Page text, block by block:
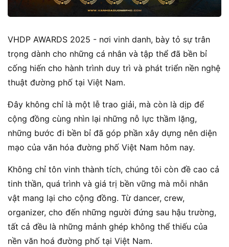
VHDP AWARDS 2025 - nơi vinh danh, bày tỏ sự trân
trọng dành cho những cá nhân và tập thể đã bền bỉ
cống hiến cho hành trình duy trì và phát triển nền nghệ
thuật đường phố tại Việt Nam.
Đây không chỉ là một lễ trao giải, mà còn là dịp để
cộng đồng cùng nhìn lại những nỗ lực thầm lặng,
những bước đi bền bỉ đã góp phần xây dựng nên diện
mạo của văn hóa đường phố Việt Nam hôm nay.
Không chỉ tôn vinh thành tích, chúng tôi còn đề cao cả
tinh thần, quá trình và giá trị bền vững mà mỗi nhân
vật mang lại cho cộng đồng. Từ dancer, crew,
organizer, cho đến những người đứng sau hậu trường,
tất cả đều là những mảnh ghép không thể thiếu của
nền văn hoá đường phố tại Việt Nam.